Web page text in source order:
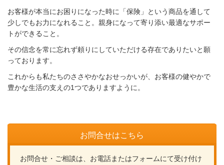
お客様が本当にお困りになった時に「保険」という商品を通して
少しでもお力になれること。親身になって寄り添い最適なサポー
トができること。
その信念を常に忘れず頼りにしていただける存在でありたいと 願
っております。
これからも私たちのささやかなおせっかいが、お客様の健やかで
豊かな生活の支えの1つでありますように。
お問合せはこちら
お問合せ・ご相談は、お電話またはフォームにて受け付け